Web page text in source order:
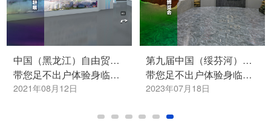
第九届中国（绥芬河）国际口岸贸易博览会
带您足不出户体验身临其境的720°VR全景虚拟展馆，星河云会展，云上看好展！
2023年07月18日
2022世界5G大会
带您足不出户体验身临其境的720°VR全景虚拟展馆，星河云会展，云上看好展！
2022年08月24日